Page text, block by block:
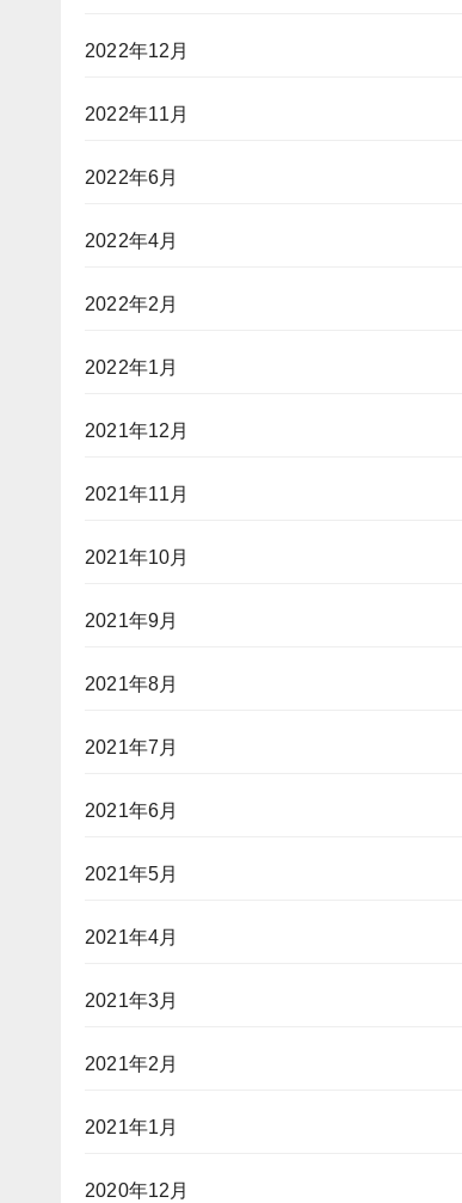
2022年12月
2022年11月
2022年6月
2022年4月
2022年2月
2022年1月
2021年12月
2021年11月
2021年10月
2021年9月
2021年8月
2021年7月
2021年6月
2021年5月
2021年4月
2021年3月
2021年2月
2021年1月
2020年12月